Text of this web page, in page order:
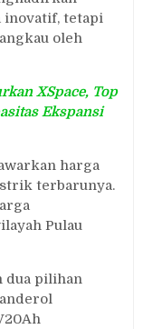
inovatif, tetapi
oleh
XSpace, Top
Ekspansi
harga
terbarunya.
Pulau
dua pilihan